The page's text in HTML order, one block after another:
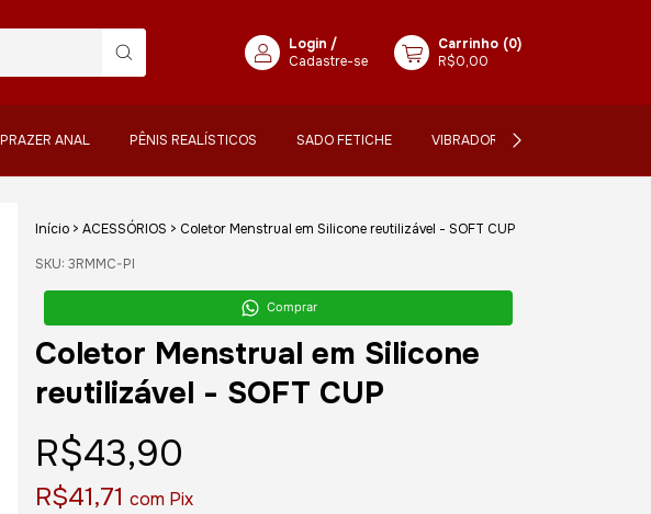
Login /
Cadastre-se
Carrinho (0)
R$0,00
PRAZER ANAL PÊNIS REALÍSTICOS SADO FETICHE VIBRADORES
Início > ACESSÓRIOS > Coletor Menstrual em Silicone reutilizável - SOFT CUP
SKU: 3RMMC-PI
Comprar
Coletor Menstrual em Silicone
reutilizável - SOFT CUP
R$43,90
R$41,71 com Pix